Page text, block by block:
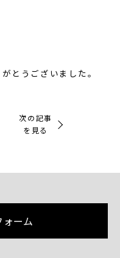
とうございました。
次の記事
を見る
ーム